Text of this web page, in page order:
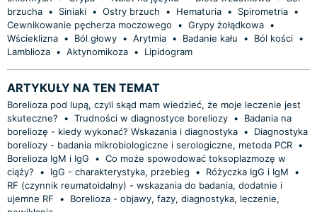
brzucha • Siniaki • Ostry brzuch • Hematuria • Spirometria •
Cewnikowanie pęcherza moczowego
• Grypy żołądkowa •
Wścieklizna • Ból głowy • Arytmia • Badanie kału • Ból kości •
Lamblioza • Aktynomikoza • Lipidogram
ARTYKUŁY NA TEN TEMAT
Borelioza pod lupą, czyli skąd mam wiedzieć, że moje leczenie jest
skuteczne?
• Trudności w diagnostyce boreliozy •
Badania na
boreliozę - kiedy wykonać? Wskazania i diagnostyka •
Diagnostyka
boreliozy - badania mikrobiologiczne i serologiczne, metoda PCR •
Borelioza IgM i IgG
• Co może spowodować toksoplazmozę w
ciąży?
• IgG - charakterystyka, przebieg • Różyczka IgG i IgM
•
RF (czynnik reumatoidalny) - wskazania do badania, dodatnie i
ujemne RF
•
Borelioza - objawy, fazy, diagnostyka, leczenie,